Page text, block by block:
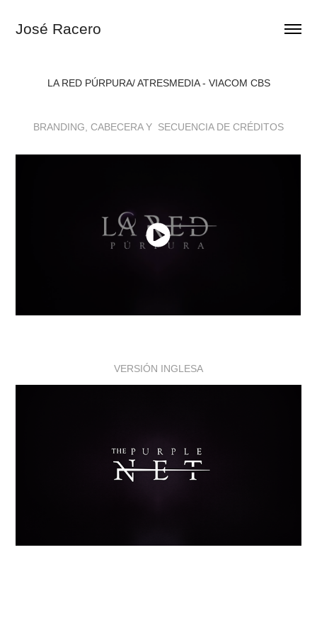
José Racero
LA RED PÚRPURA/ ATRESMEDIA - VIACOM CBS
BRANDING, CABECERA Y SECUENCIA DE CRÉDITOS
VERSIÓN INGLESA